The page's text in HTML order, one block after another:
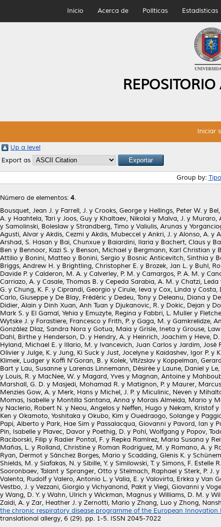
Inicio Acerca de Políticas Estadísticas
Iniciar
Up a level
Export as
Group by:
Número de elementos: 4.
Bousquet, Jean J. y Farrell, J. y Crooks, George y Hellings, Peter W. y
A. y Haahtela, Tari y Joos, Guy y Khaltaev, Nikolai y Malva, J. y Muraro,
y Samolinski, Boleslaw y Strandberg, Timo y Valiulis, Arunas y
Agusti, Alvar y Akdis, Cezmi y Akdis, Mubeccel y Ankri, J. y Alonso, A. y
Arshad, S. Hasan y Bai, Chunxue y Baiardini, Ilaria y Bachert, Claus y
Ben y Bennoor, Kazi S. y Benson, Michael y Bergmann, Karl Christian y
Attilio y Bonini, Matteo y Bonini, Sergio y Bosnic Anticevitch, Sinthia y
Briggs, Andrew H. y Brightling, Christopher E. y Brozek, Jan L. y Buhl,
Davide P. y Calderon, M. A. y Calverley, P. M. y Camargos, P. A. M. y
Carriazo, A. y Casale, Thomas B. y Cepeda Sarabia, A. M. y Chatzi, Leda
G. y Chung, K. F. y Ciprandi, Georgio y Cirule, Ieva y Cox, Linda y Costa,
Carlo, Giuseppe y De Blay, Frédéric y Dedeu, Tony y Deleanu, Diana y
Didier, Alain y Dinh Xuan, Anh Tuan y Djukanovic, R. y Dokic, Dejan y
Mark S. y El Gamal, Yehia y Emuzyte, Regina y Fabbri, L. Muller y
Wytske J. y Forastiere, Francesco y Frith, P. y Gaga, M. y Gamkrelidze,
González Díaz, Sandra Nora y Gotua, Maia y Grisle, Ineta y Grouse,
Dahl, Birthe y Henderson, D. y Hendry, A. y Heinrich, Joachim y Heve, D.
Hyland, Michael E. y Illario, M. y Ivancevich, Juan Carlos y Jardim, José
Olivier y Julge, K. y Jung, Ki Suck y Just, Jocelyne y Kaidashev, Igor P. y
Klimek, Ludger y Koffi N'Goran, B. y Kolek, Vítězslav y Koppelman,
Bart y Lau, Susanne y Larenas Linnemann, Désirée y Laune, Daniel y Le,
y Louis, R. y MacNee, W. y Magard, Yves y Magnan, Antoine y
Marshall, G. D. y Masjedi, Mohamad R. y Matignon, P. y Maurer, Marcus
Menzies Gow, A. y Merk, Hans y Michel, J. P. y Miculinic, Neven y
Momas, Isabelle y Montilla Santana, Anna y Morais Almeida, Mario y
y Naclerio, Robert N. y Neou, Angelos y Neffen, Hugo y Nekam, Kristofy
Ken y Okamoto, Yoshitaka y Okubo, Kim y Ouedraogo, Solange y
Papi, Alberto y Park, Hae Sim y Passalacqua, Giovanni y Pavord, Ian y
Pin, Isabelle y Plavec, Davor y Poethig, D. y Pohl, Wolfgang y Popov,
Raciborski, Filip y Radier Pontal, F. y Repka Ramírez, Maria Susana y
Mañas, L. y Rolland, Christine y Roman Rodriguez, M. y Romano, A. y
Ryan, Dermot y Sánchez Borges, Mario y Scadding, Glenis K. y
Shields, M. y Siafakas, N. y Sibille, Y. y Similowski, T. y Simons, F. Estelle R.
Sooronbaev, Talant y Spranger, Otto y Stelmach, Raphael y Sterk, P. J. y
Valenta, Rudolfy Valero, Antonio L. y Valia, E. y Valovirta, Erkka y Van
Vestbo, J. y Vezzani, Giorgio y Vichyanond, Pakit y Viegi, Giovanni y
y Wang, D. Y. y Wahn, Ulrich y Wickman, Magnus y Williams, D. M. y
Zaidi, A. y Zar, Heather J. y Zernotti, Mario y Zhang, Luo y Zhong,
the chronic respiratory disease programme of the European
translational allergy, 6 (29). pp. 1-5. ISSN 2045-7022